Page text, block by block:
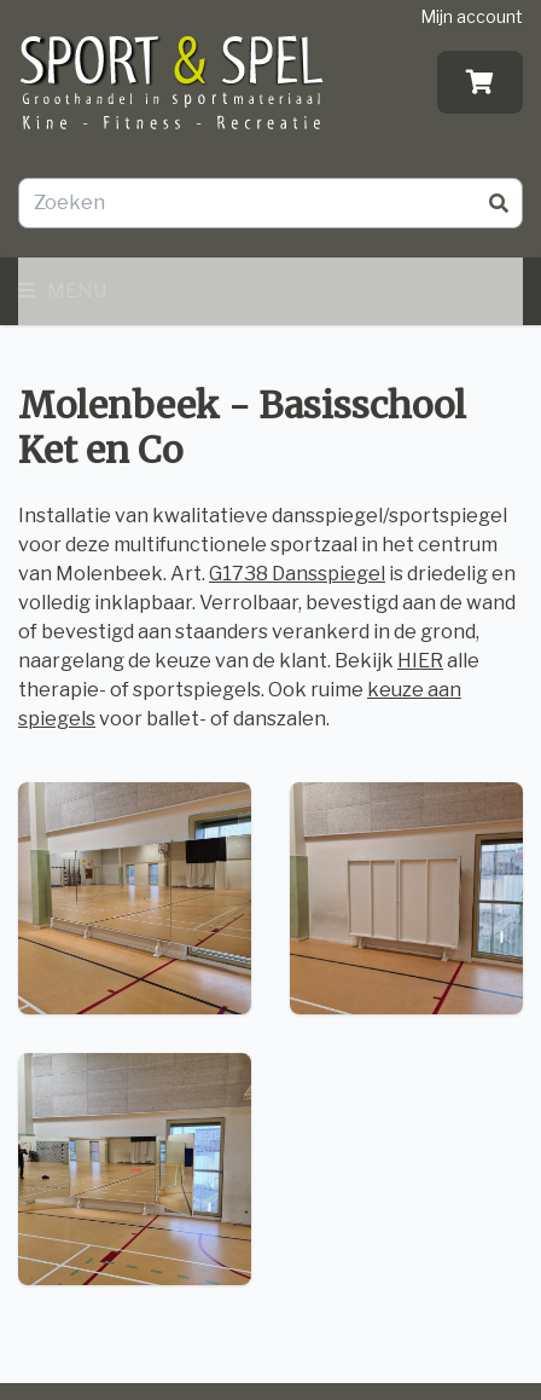
Mijn account
Molenbeek - Basisschool
Ket en Co
Installatie van kwalitatieve dansspiegel/sportspiegel
voor deze multifunctionele sportzaal in het centrum
van Molenbeek. Art. G1738 Dansspiegel is driedelig en
volledig inklapbaar. Verrolbaar, bevestigd aan de wand
of bevestigd aan staanders verankerd in de grond,
naargelang de keuze van de klant. Bekijk HIER alle
therapie- of sportspiegels. Ook ruime keuze aan
spiegelsvoor ballet- of danszalen.